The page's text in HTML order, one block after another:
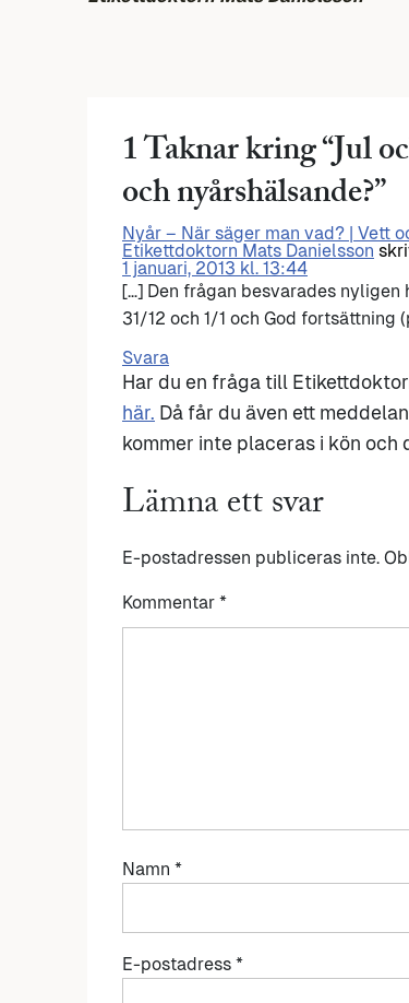
1 Taknar kring “Jul
och nyårshälsande?”
Nyår – När säger man vad? | Vett
Etikettdoktorn Mats Danielsson
1 januari, 2013 kl. 13:44
[…] Den frågan besvarades
31/12 och 1/1 och God fortsättning
Svara
Har du en fråga till
här. Då får du även ett
kommer inte placeras i kön
Lämna ett svar
E-postadressen publiceras inte.
Kommentar *
Namn *
E-postadress *